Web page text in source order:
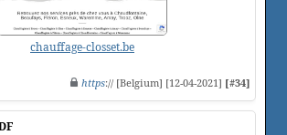
chauffage-closset.be
https:// [Belgium] [12-04-2021] [#34]